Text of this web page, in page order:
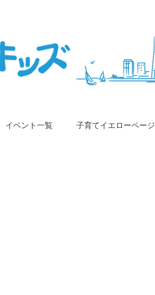
イベント一覧 子育てイエローページ